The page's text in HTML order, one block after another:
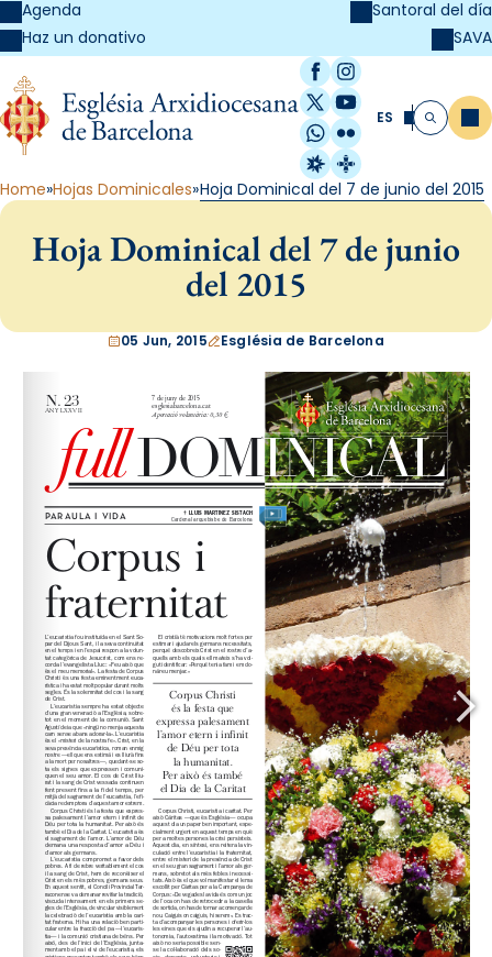
Agenda
Haz un donativo
Santoral del día
SAVA
Facebook
Instagram
X / Twitter
YouTube
WhatsApp
Flickr
Radio Estel
Catalunya
ES Buscar
Home Hojas Dominicales Hoja Dominical del 7 de junio del 2015
Hoja Dominical del 7 de junio
del 2015
05 Jun, 2015 Església de Barcelona
www.cpl.es